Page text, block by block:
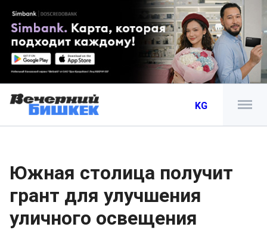
KG
Южная столица получит
грант для улучшения
уличного освещения